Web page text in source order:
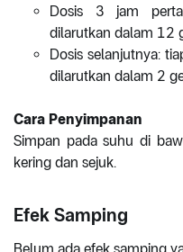
Dosis 3 jam
dilarutkan dalam 12
Dosis selanjutnya:
dilarutkan dalam 2
Cara Penyimpanan
Simpan pada suhu di
kering dan sejuk.
Efek Samping